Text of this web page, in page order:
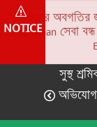
NOTICE
সকলের অবগতির
Chalaan সেবা
সুস্থ
অভিযোগ